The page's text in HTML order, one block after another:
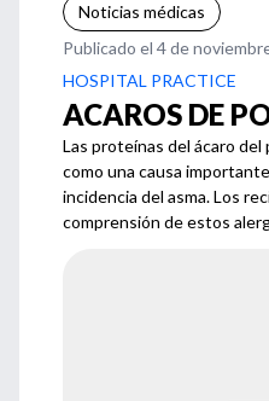
Noticias médicas
Publicado el 4 de
HOSPITAL PRACTICE
ACAROS DE
Las proteínas del ácaro del
como una causa
incidencia del asma. Los
comprensión de estos